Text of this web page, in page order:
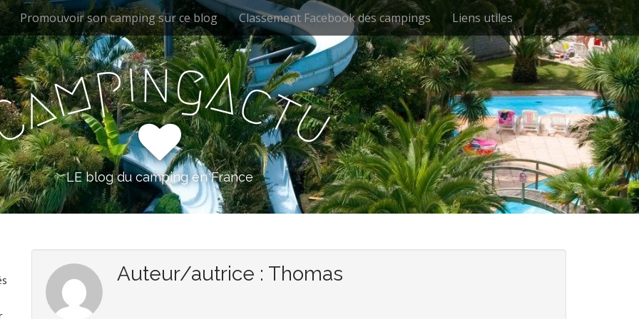
Promouvoir son camping sur ce blog Classement Facebook des campings Liens utiles
ampingActu
LE blog du camping en France
Auteur/autrice : Thomas